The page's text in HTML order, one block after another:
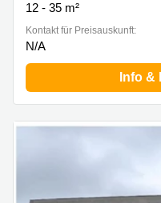
12 - 35 m²
Kontakt für Preisauskunft:
N/A
Info &